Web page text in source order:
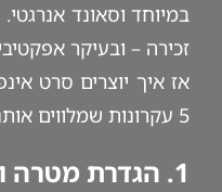
במיוחד וסאונד
זכירה – ובעיקר
אז איך יוצרים סרט
5 עקרונות שמלווים אותנו בכל הפקה:
1. הגדרת מטרה וקהל יעד